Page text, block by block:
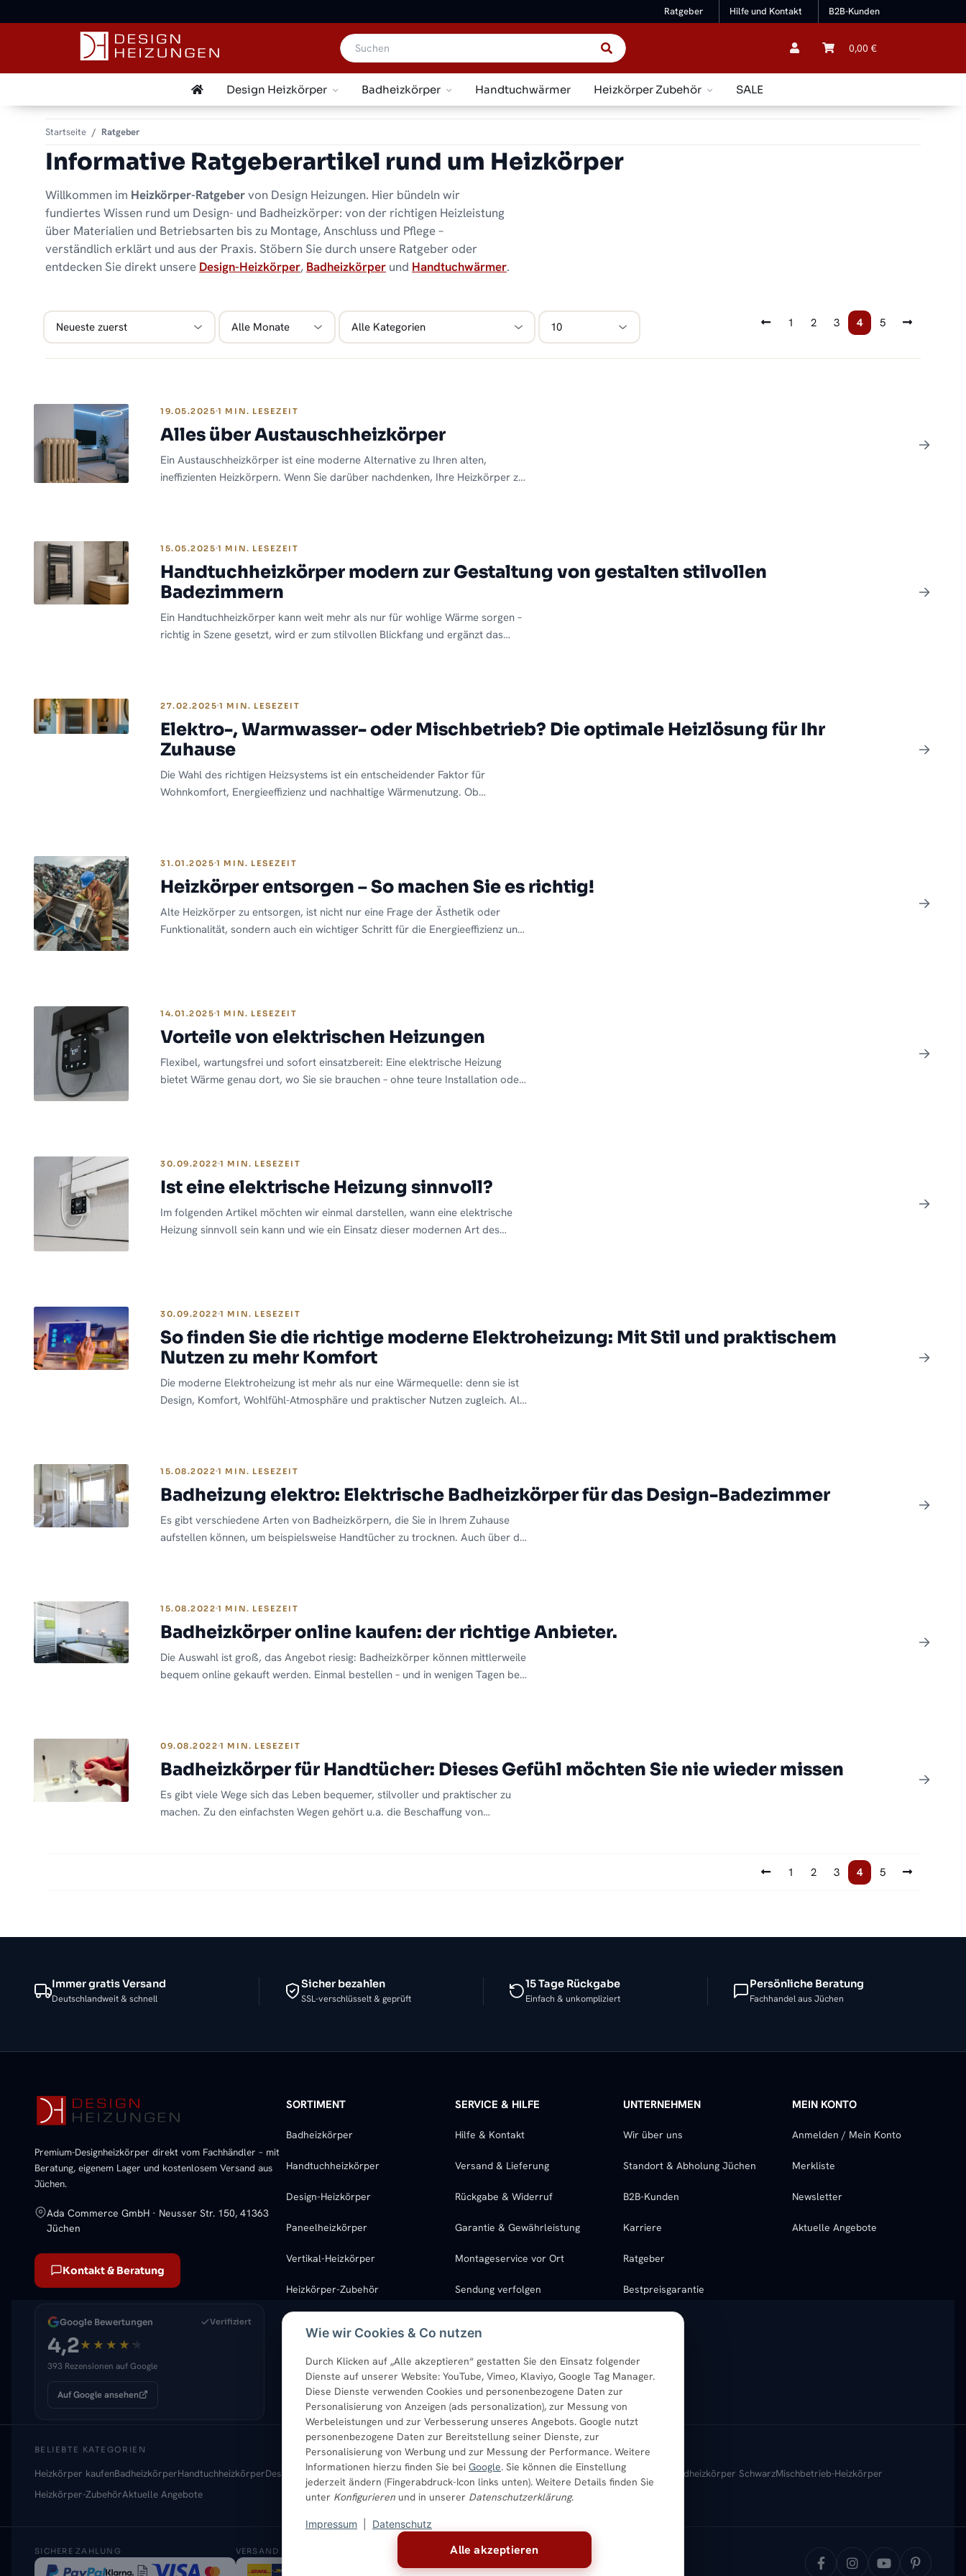
Alle akzeptieren
Wie wir Cookies & Co nutzen
Durch Klicken auf „Alle akzeptieren“ gestatten Sie den Einsatz folgender
Dienste auf unserer Website: YouTube, Vimeo, Klaviyo, Google Tag Manager.
Diese Dienste verwenden Cookies und personenbezogene Daten zur
Personalisierung von Anzeigen (ads personalization), zur Messung von
Werbeleistungen und zur Verbesserung unseres Angebots. Google nutzt
personenbezogene Daten zur Bereitstellung seiner Dienste, zur
Personalisierung von Werbung und zur Messung der Performance. Weitere
Informationen hierzu finden Sie bei Google. Sie können die Einstellung
jederzeit ändern (Fingerabdruck-Icon links unten). Weitere Details finden Sie
unter Konfigurieren und in unserer Datenschutzerklärung.
Impressum Datenschutz
Ratgeber Hilfe und Kontakt B2B-Kunden
0,00 €
Design Heizkörper Badheizkörper Handtuchwärmer Heizkörper Zubehör SALE
Startseite Ratgeber
Informative Ratgeberartikel rund um Heizkörper
Willkommen im Heizkörper-Ratgebervon Design Heizungen. Hier bündeln wir
fundiertes Wissen rund um Design- und Badheizkörper: von der richtigen Heizleistung
über Materialien und Betriebsarten bis zu Montage, Anschluss und Pflege –
verständlich erklärt und aus der Praxis. Stöbern Sie durch unsere Ratgeber oder
entdecken Sie direkt unsere Design-Heizkörper, Badheizkörper und Handtuchwärmer.
1 2 3 4 5
19.05.2025 1 MIN. LESEZEIT
Alles über Austauschheizkörper
Ein Austauschheizkörper ist eine moderne Alternative zu Ihren alten,
ineffizienten Heizkörpern. Wenn Sie darüber nachdenken, Ihre Heizkörper zu
können Sie selbst entscheiden, welche Lösung für Ihre Wohnung oder Ihr
Haus am sinnvollsten ist und Ihre Heizkosten langfristig senken.
15.05.2025 1 MIN. LESEZEIT
Handtuchheizkörper modern zur Gestaltung von gestalten stilvollen
Badezimmern
Ein Handtuchheizkörper kann weit mehr als nur für wohlige Wärme sorgen –
richtig in Szene gesetzt, wird er zum stilvollen Blickfang und ergänzt das
Ideen für Ihre ganz persönliche Wohlfühloase im Bad.
27.02.2025 1 MIN. LESEZEIT
Elektro-, Warmwasser- oder Mischbetrieb? Die optimale Heizlösung für Ihr
Zuhause
Die Wahl des richtigen Heizsystems ist ein entscheidender Faktor für
Wohnkomfort, Energieeffizienz und nachhaltige Wärmenutzung. Ob
31.01.2025 1 MIN. LESEZEIT
Heizkörper entsorgen – So machen Sie es richtig!
Alte Heizkörper zu entsorgen, ist nicht nur eine Frage der Ästhetik oder
Funktionalität, sondern auch ein wichtiger Schritt für die Energieeffizienz und
14.01.2025 1 MIN. LESEZEIT
Vorteile von elektrischen Heizungen
Flexibel, wartungsfrei und sofort einsatzbereit: Eine elektrische Heizung
bietet Wärme genau dort, wo Sie sie brauchen – ohne teure Installation oder
wie moderne Modelle Effizienz und Ästhetik perfekt vereinen.​
30.09.2022 1 MIN. LESEZEIT
Ist eine elektrische Heizung sinnvoll?
Im folgenden Artikel möchten wir einmal darstellen, wann eine elektrische
Heizung sinnvoll sein kann und wie ein Einsatz dieser modernen Art des
30.09.2022 1 MIN. LESEZEIT
So finden Sie die richtige moderne Elektroheizung: Mit Stil und praktischem
Nutzen zu mehr Komfort
Die moderne Elektroheizung ist mehr als nur eine Wärmequelle: denn sie ist
Design, Komfort, Wohlfühl-Atmosphäre und praktischer Nutzen zugleich. All
betriebenen Heizung…
15.08.2022 1 MIN. LESEZEIT
Badheizung elektro: Elektrische Badheizkörper für das Design-Badezimmer
Es gibt verschiedene Arten von Badheizkörpern, die Sie in Ihrem Zuhause
aufstellen können, um beispielsweise Handtücher zu trocknen. Auch über die
ihre Vorteile gehen – und warum eine elektrische Badheizung im Badezimmer
Ihnen viel praktischen Komfort schenken kann.
15.08.2022 1 MIN. LESEZEIT
Badheizkörper online kaufen: der richtige Anbieter.
Die Auswahl ist groß, das Angebot riesig: Badheizkörper können mittlerweile
bequem online gekauft werden. Einmal bestellen – und in wenigen Tagen bei
achten sollten und wie sie gängige Fallstricke sehr einfach umgehen können.
09.08.2022 1 MIN. LESEZEIT
Badheizkörper für Handtücher: Dieses Gefühl möchten Sie nie wieder missen
Es gibt viele Wege sich das Leben bequemer, stilvoller und praktischer zu
machen. Zu den einfachsten Wegen gehört u.a. die Beschaffung von
1
2 3 4 5
Immer gratis Versand
Deutschlandweit & schnell
Sicher bezahlen
SSL-verschlüsselt & geprüft
15 Tage Rückgabe
Einfach & unkompliziert
Persönliche Beratung
Fachhandel aus Jüchen
Premium-Designheizkörper direkt vom Fachhändler – mit
Beratung, eigenem Lager und kostenlosem Versand aus
Jüchen.
Ada Commerce GmbH · Neusser Str. 150, 41363
Jüchen
Kontakt & Beratung
Google Bewertungen Verifiziert
4,2
393 Rezensionen auf Google
Auf Google ansehen
SORTIMENT
Badheizkörper
Handtuchheizkörper
Design-Heizkörper
Paneelheizkörper
Vertikal-Heizkörper
Heizkörper-Zubehör
SERVICE & HILFE
Hilfe & Kontakt
Versand & Lieferung
Rückgabe & Widerruf
Garantie & Gewährleistung
Montageservice vor Ort
Sendung verfolgen
UNTERNEHMEN
Wir über uns
Standort & Abholung Jüchen
B2B-Kunden
Karriere
Ratgeber
Bestpreisgarantie
MEIN KONTO
Anmelden / Mein Konto
Merkliste
Newsletter
Aktuelle Angebote
BELIEBTE KATEGORIEN
Heizkörper kaufenBadheizkörperHandtuchheizkörperDesign-HeizkörperPaneelheizkörperVertikal-Heizkörper Wandheizkörper Wohnraum-Heizkörper Badheizkörper SchwarzMischbetrieb-Heizkörper
Heizkörper-ZubehörAktuelle Angebote
SICHERE ZAHLUNG VERSAND MIT